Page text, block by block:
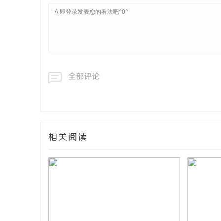
全部评论
相关阅读